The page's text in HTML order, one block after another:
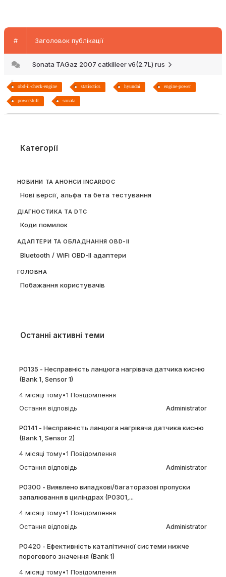
# Заголовок публікації
Sonata TAGaz 2007 catkilleer v6(2.7L) rus
obd-ii-check-engine statisctics hyundai engine-power
powershift sonata
Категорії
НОВИНИ ТА АНОНСИ INCARDOC
Нові версії, альфа та бета тестування
ДІАГНОСТИКА ТА DTC
Коди помилок
АДАПТЕРИ ТА ОБЛАДНАННЯ OBD-II
Bluetooth / WiFi OBD-II адаптери
ГОЛОВНА
Побажання користувачів
Останні активні теми
P0135 - Несправність ланцюга нагрівача датчика кисню
(Bank 1, Sensor 1)
4 місяці тому•1 Повідомлення
Остання відповідь
Administrator
P0141 - Несправність ланцюга нагрівача датчика кисню
(Bank 1, Sensor 2)
4 місяці тому•1 Повідомлення
Остання відповідь
Administrator
P0300 - Виявлено випадкові/багаторазові пропуски
запалювання в циліндрах (P0301,...
4 місяці тому•1 Повідомлення
Остання відповідь
Administrator
P0420 - Ефективність каталітичної системи нижче
порогового значення (Bank 1)
4 місяці тому•1 Повідомлення